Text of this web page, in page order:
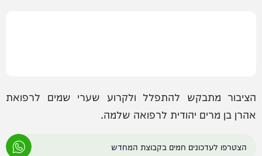
הציבור מתבקש להתפלל ולקרוע שערי שמים לרפואת
אהרן בן מרים יהודית לרפואה שלמה.
הצטרפו לעדכונים חמים בקבוצת המחדש